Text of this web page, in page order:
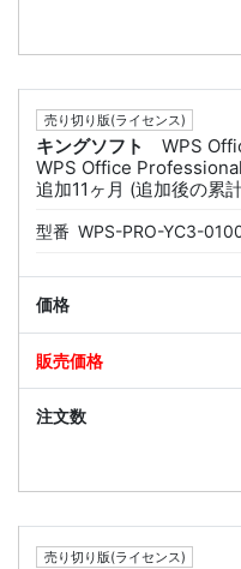
売り切り版(ライセンス)
キングソフト
WPS
WPS Office
追加11ヶ月 (追加後の累
型番 WPS-PRO-YC3-
売り切り版(ライセンス)